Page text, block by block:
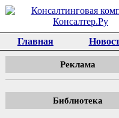
Главная
Реклама
Библиотека